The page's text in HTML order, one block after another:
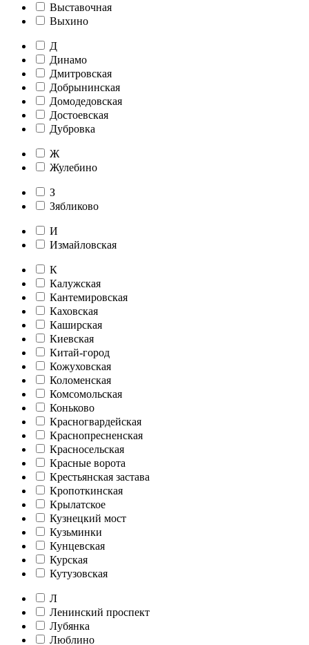
Выставочная
Выхино
Д
Динамо
Дмитровская
Добрынинская
Домодедовская
Достоевская
Дубровка
Ж
Жулебино
З
Зябликово
И
Измайловская
К
Калужская
Кантемировская
Каховская
Каширская
Киевская
Китай-город
Кожуховская
Коломенская
Комсомольская
Коньково
Красногвардейская
Краснопресненская
Красносельская
Красные ворота
Крестьянская застава
Кропоткинская
Крылатское
Кузнецкий мост
Кузьминки
Кунцевская
Курская
Кутузовская
Л
Ленинский проспект
Лубянка
Люблино